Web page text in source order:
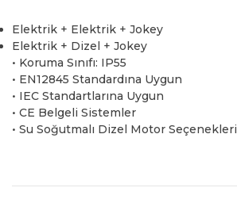
Elektrik + Elektrik + Jokey
Elektrik + Dizel + Jokey
• Koruma Sınıfı: IP55
• EN12845 Standardına Uygun
• IEC Standartlarına Uygun
• CE Belgeli Sistemler
• Su Soğutmalı Dizel Motor Seçenekleri